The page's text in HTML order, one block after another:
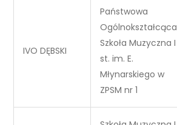
IVO DĘBSKI
Państwowa
Ogólnokształcąca
Szkoła Muzyczna I
st. im. E.
Młynarskiego w
ZPSM nr 1